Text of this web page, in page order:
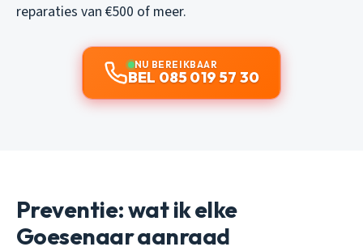
reparaties van €500 of meer.
NU BEREIKBAAR
BEL 085 019 57 30
Preventie: wat ik elke
Goesenaar aanraad